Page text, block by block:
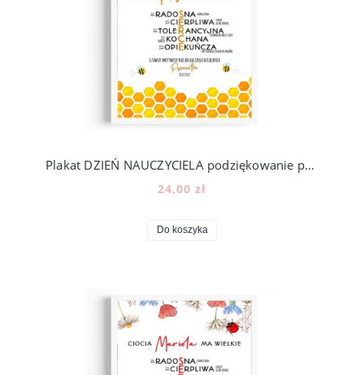
Plakat DZIEŃ NAUCZYCIELA podziękowanie prezent, N02
24,00 zł
Do koszyka